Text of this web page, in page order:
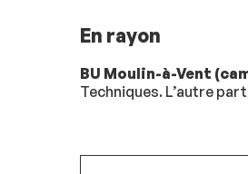
En rayon
BU Moulin-à-Vent
Techniques. L’autre